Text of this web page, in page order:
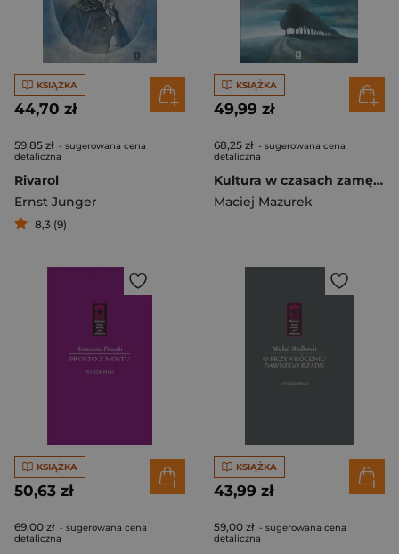
KSIĄŻKA
44,70 zł
59,85 zł - sugerowana cena
detaliczna
Rivarol
Ernst Junger
8,3 (9)
KSIĄŻKA
49,99 zł
68,25 zł - sugerowana cena
detaliczna
Kultura w czasach zamętu Rozmowy z Bronisławem Wildsteinem
Maciej Mazurek
KSIĄŻKA
50,63 zł
69,00 zł - sugerowana cena
detaliczna
KSIĄŻKA
43,99 zł
59,00 zł - sugerowana cena
detaliczna